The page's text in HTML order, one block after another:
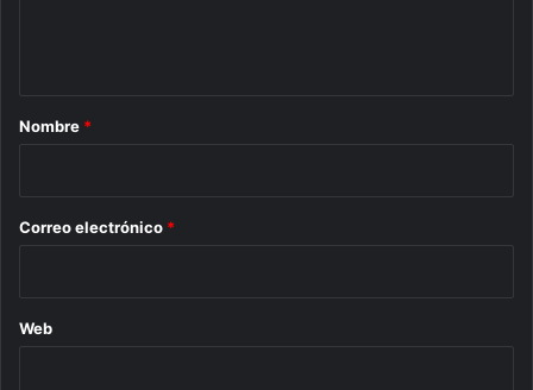
r
*
Nombre *
Correo electrónico *
Web